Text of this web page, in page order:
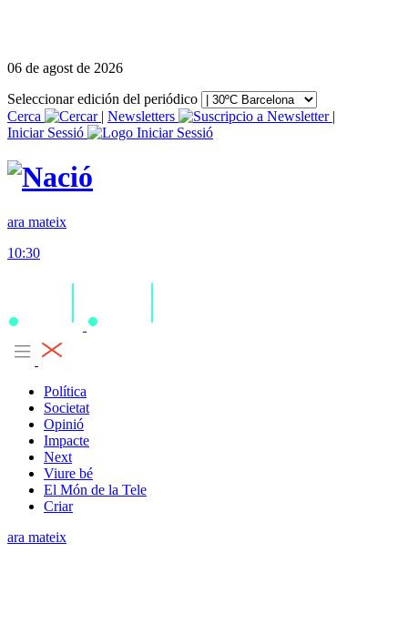
06 de agost de 2026
Seleccionar edición del periódico
Cerca
| Newsletters
|
Iniciar Sessió
ara mateix
10:30
Política
Societat
Opinió
Impacte
Next
Viure bé
El Món de la Tele
Criar
ara mateix